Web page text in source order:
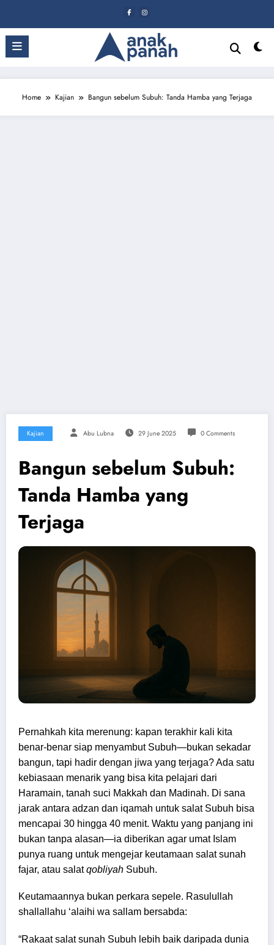
content
Home Kajian Bangun sebelum Subuh: Tanda Hamba yang Terjaga
Kajian Abu Lubna 29 June 2025 0 Comments
Bangun sebelum Subuh:
Tanda Hamba yang
Terjaga
Pernahkah kita merenung: kapan terakhir kali kita
benar-benar siap menyambut Subuh—bukan sekadar
bangun, tapi hadir dengan jiwa yang terjaga? Ada satu
kebiasaan menarik yang bisa kita pelajari dari
Haramain, tanah suci Makkah dan Madinah. Di sana
jarak antara adzan dan iqamah untuk salat Subuh bisa
mencapai 30 hingga 40 menit. Waktu yang panjang ini
bukan tanpa alasan—ia diberikan agar umat Islam
punya ruang untuk mengejar keutamaan salat sunah
fajar, atau salatqobliyah Subuh.
Keutamaannya bukan perkara sepele. Rasulullah
shallallahu ‘alaihi wa sallam bersabda:
“Rakaat salat sunah Subuh lebih baik daripada dunia